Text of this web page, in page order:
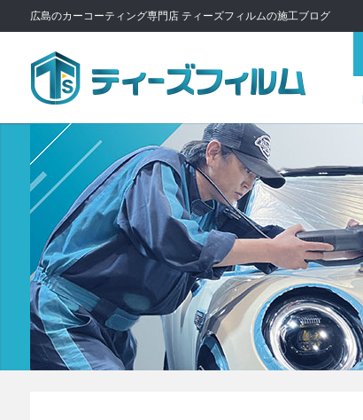
広島のカーコーティング専門店 ティーズフィルムの施工ブログ